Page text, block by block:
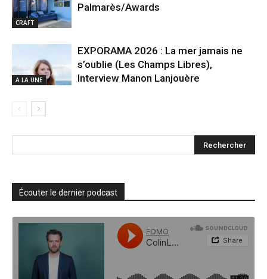
CRAFT
Palmarès/Awards
A LA UNE
EXPORAMA 2026 : La mer jamais ne
s’oublie (Les Champs Libres),
Interview Manon Lanjouère
Écouter le dernier podcast